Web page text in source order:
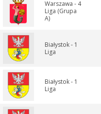
Warszawa - 4
Liga (Grupa
A)
Białystok - 1
Liga
Białystok - 1
Liga